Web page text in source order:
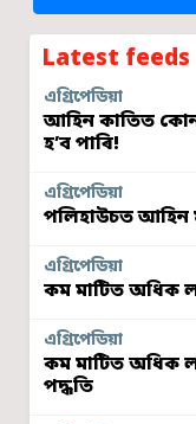
Latest feeds
এগ্ৰিপেডিয়া
আহিন কাতিত
হ’ব পাৰি!
এগ্ৰিপেডিয়া
পলিহাউচত আহিন
এগ্ৰিপেডিয়া
কম মাটিত অধিক
এগ্ৰিপেডিয়া
কম মাটিত
পদ্ধতি